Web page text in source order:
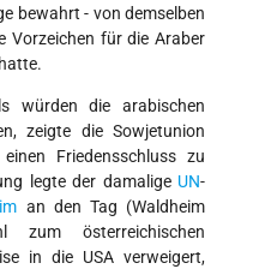
bewahrt - von demselben
Vorzeichen für die Araber
würden die arabischen
zeigte die Sowjetunion
Friedensschluss zu
legte der damalige UN-
an den Tag (Waldheim
österreichischen
in die USA verweigert,